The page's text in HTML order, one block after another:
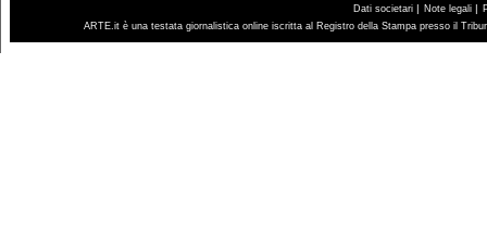
Dati societari | Note legali |
ARTE.it è una testata giornalistica online iscritta al Registro della Stampa presso il